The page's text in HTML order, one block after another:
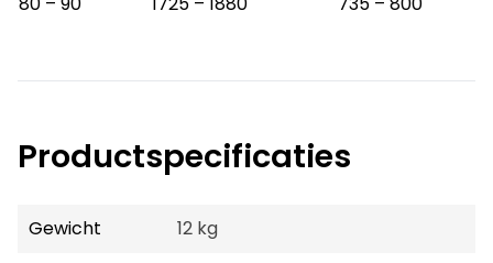
Productspecificaties
Gewicht
12 kg